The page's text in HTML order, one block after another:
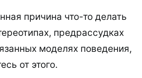
причина что-то делать
предрассудках
моделях поведения,
от этого.